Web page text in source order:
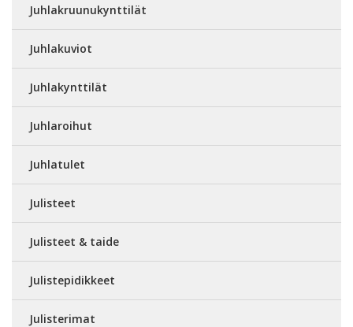
Juhlakruunukynttilät
Juhlakuviot
Juhlakynttilät
Juhlaroihut
Juhlatulet
Julisteet
Julisteet & taide
Julistepidikkeet
Julisterimat